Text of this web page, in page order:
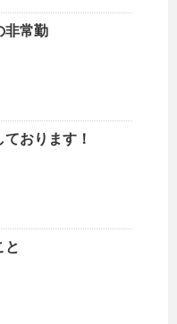
非常勤
おります！
と